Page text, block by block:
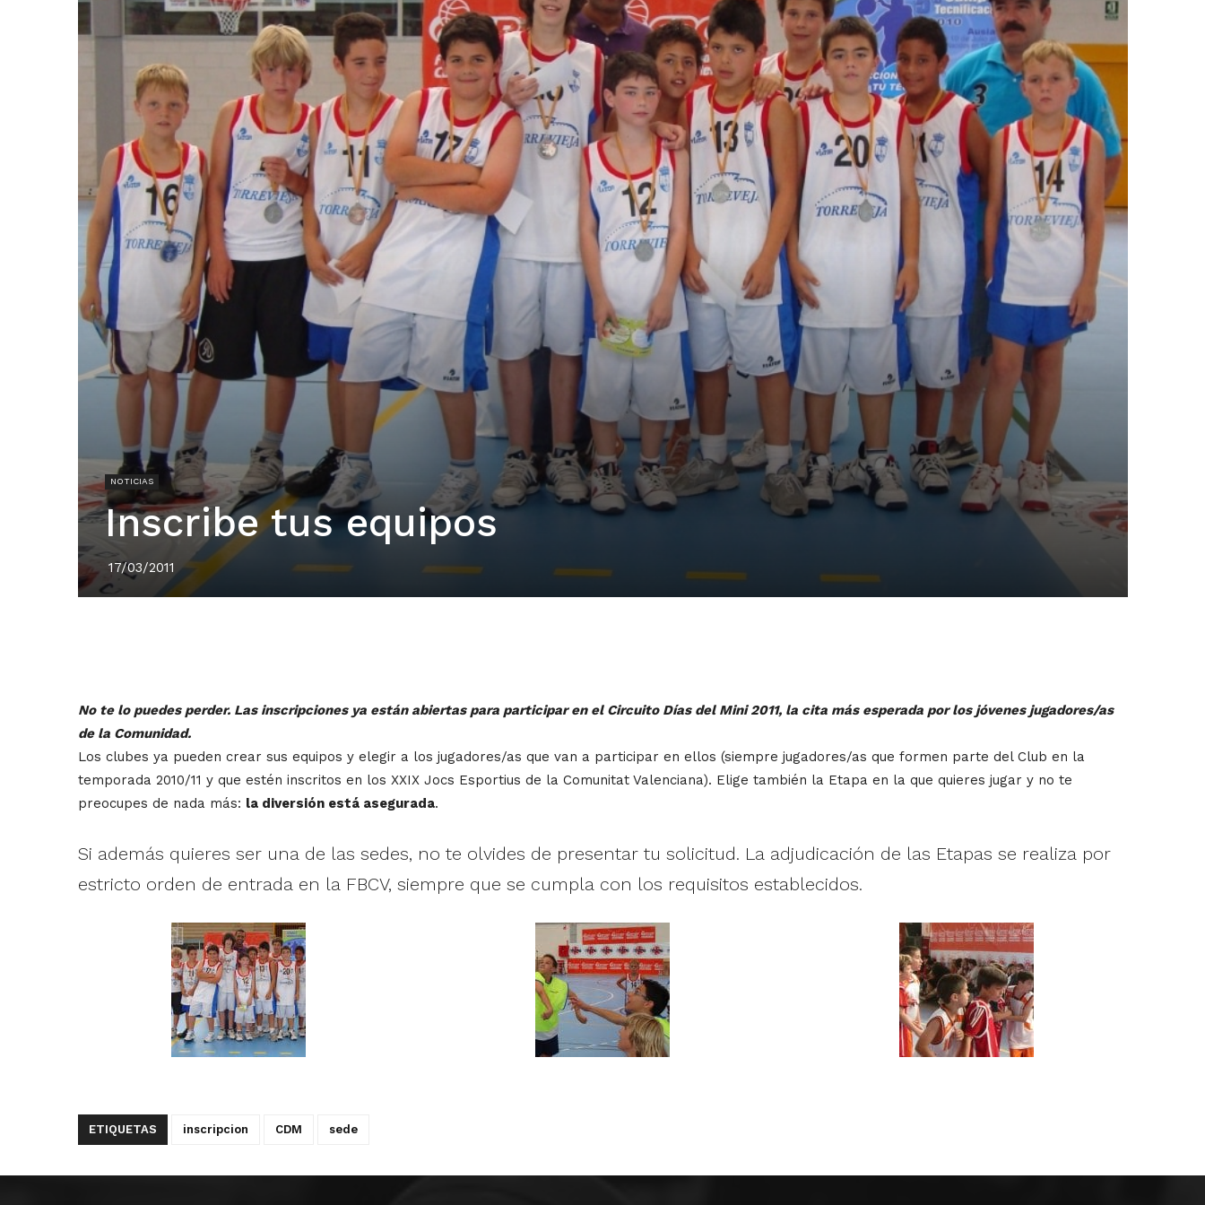
NOTICIAS
Inscribe tus equipos
17/03/2011
No te lo puedes perder. Las inscripciones ya están abiertas para participar en el Circuito Días del Mini 2011, la cita más esperada por los jóvenes jugadores/as
de la Comunidad.
Los clubes ya pueden crear sus equipos y elegir a los jugadores/as que van a participar en ellos (siempre jugadores/as que formen parte del Club en la
temporada 2010/11 y que estén inscritos en los XXIX Jocs Esportius de la Comunitat Valenciana). Elige también la Etapa en la que quieres jugar y no te
preocupes de nada más: la diversión está asegurada.
Si además quieres ser una de las sedes, no te olvides de presentar tu solicitud. La adjudicación de las Etapas se realiza por
estricto orden de entrada en la FBCV, siempre que se cumpla con los requisitos establecidos.
ETIQUETAS inscripcion CDM sede